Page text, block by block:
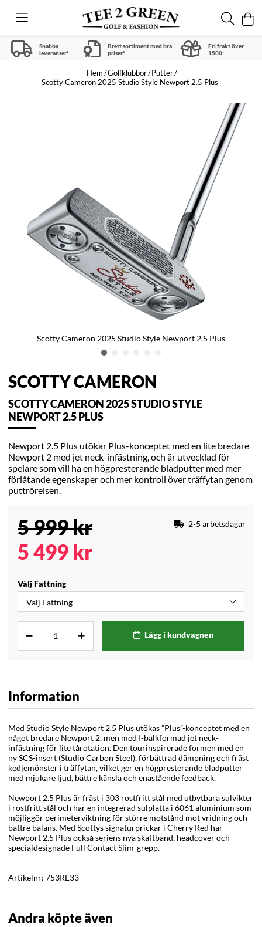
Snabba
leveranser!
Brett sortiment med bra
priser!
Fri frakt över
1500:-
Hem Golfklubbor Putter
Scotty Cameron 2025 Studio Style Newport 2.5 Plus
Scotty Cameron 2025 Studio Style Newport 2.5 Plus
SCOTTY CAMERON
SCOTTY CAMERON 2025 STUDIO STYLE
NEWPORT 2.5 PLUS
Newport 2.5 Plus utökar Plus-konceptet med en lite bredare
Newport 2 med jet neck-infästning, och är utvecklad för
spelare som vill ha en högpresterande bladputter med mer
förlåtande egenskaper och mer kontroll över träffytan genom
puttrörelsen.
5 999kr
5 499 kr
2-5 arbetsdagar
Välj Fattning
Lägg i kundvagnen
Information
Med Studio Style Newport 2.5 Plus utökas ”Plus”-konceptet med en
något bredare Newport 2, men med I-balkformad jet neck-
infästning för lite tårotation. Den tourinspirerade formen med en
ny SCS-insert (Studio Carbon Steel), förbättrad dämpning och fräst
kedjemönster i träffytan, vilket ger en högpresterande bladputter
med mjukare ljud, bättre känsla och enastående feedback.
Newport 2.5 Plus är fräst i 303 rostfritt stål med utbytbara sulvikter
i rostfritt stål och har en integrerad sulplatta i 6061 aluminium som
möjliggör perimeterviktning för större motstånd mot vridning och
bättre balans. Med Scottys signaturprickar i Cherry Red har
Newport 2.5 Plus också seriens nya skaftband, headcover och
specialdesignade Full Contact Slim-grepp.
Artikelnr: 753RE33
Andra köpte även